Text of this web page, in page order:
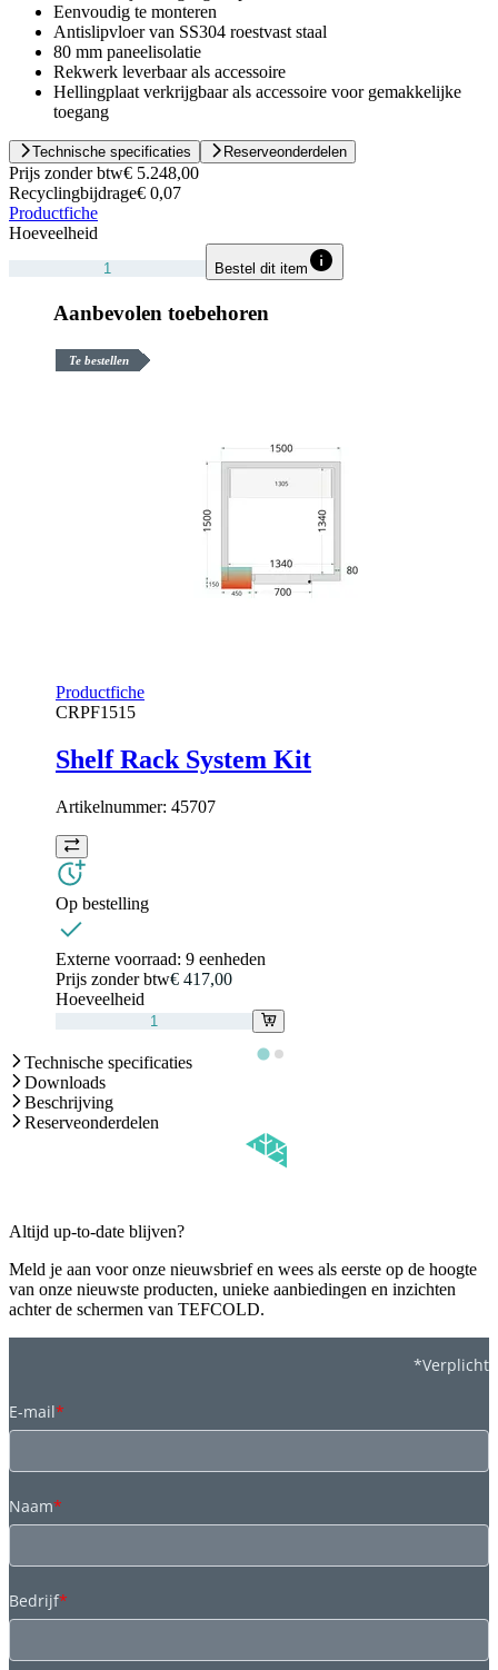
Eenvoudig te monteren
Antislipvloer van SS304 roestvast staal
80 mm paneelisolatie
Rekwerk leverbaar als accessoire
Hellingplaat verkrijgbaar als accessoire voor gemakkelijke
toegang
Technische specificaties Reserveonderdelen
Prijs zonder btw€ 5.248,00
Recyclingbijdrage€ 0,07
Productfiche
Hoeveelheid
Bestel dit item
Aanbevolen toebehoren
Te bestellen
Productfiche
CRPF1515
Shelf Rack System Kit
Artikelnummer: 45707
Op bestelling
Externe voorraad: 9 eenheden
Prijs zonder btw€ 417,00
Hoeveelheid
Technische specificaties
Downloads
Beschrijving
Reserveonderdelen
Altijd up-to-date blijven?
Meld je aan voor onze nieuwsbrief en wees als eerste op de hoogte
van onze nieuwste producten, unieke aanbiedingen en inzichten
achter de schermen van TEFCOLD.
*Verplicht
E-mail*
Naam*
Bedrijf*